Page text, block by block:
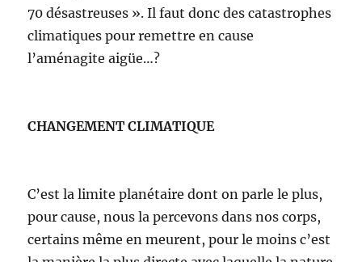
70 désastreuses ». Il faut donc des catastrophes
climatiques pour remettre en cause
l’aménagite aigüe…?
CHANGEMENT CLIMATIQUE
C’est la limite planétaire dont on parle le plus,
pour cause, nous la percevons dans nos corps,
certains même en meurent, pour le moins c’est